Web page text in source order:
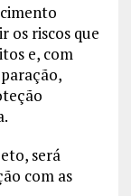
os riscos que
e, com
será
com as